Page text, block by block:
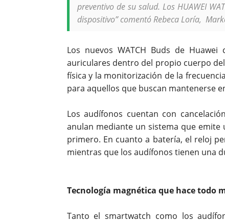
preventivo de su salud. Los HUAWEI
dispositivo” comentó Rebeca Loría,
Los nuevos WATCH Buds de
auriculares dentro del propio cuerpo
física y la monitorización de la
para aquellos que buscan mantenerse
Los audífonos cuentan con
anulan mediante un sistema que
primero. En cuanto a batería, el reloj
mientras que los audífonos tienen una
Tecnología magnética que hace todo
Tanto el smartwatch como los